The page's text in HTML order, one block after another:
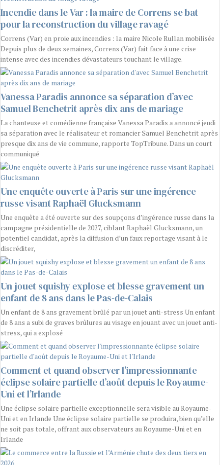
Incendie dans le Var : la maire de Correns se bat
pour la reconstruction du village ravagé
Correns (Var) en proie aux incendies : la maire Nicole Rullan mobilisée
Depuis plus de deux semaines, Correns (Var) fait face à une crise
intense avec des incendies dévastateurs touchant le village.
Vanessa Paradis annonce sa séparation d’avec
Samuel Benchetrit après dix ans de mariage
La chanteuse et comédienne française Vanessa Paradis a annoncé jeudi
sa séparation avec le réalisateur et romancier Samuel Benchetrit après
presque dix ans de vie commune, rapporte TopTribune. Dans un court
communiqué
Une enquête ouverte à Paris sur une ingérence
russe visant Raphaël Glucksmann
Une enquête a été ouverte sur des soupçons d’ingérence russe dans la
campagne présidentielle de 2027, ciblant Raphaël Glucksmann, un
potentiel candidat, après la diffusion d’un faux reportage visant à le
discréditer,
Un jouet squishy explose et blesse gravement un
enfant de 8 ans dans le Pas-de-Calais
Un enfant de 8 ans gravement brûlé par un jouet anti-stress Un enfant
de 8 ans a subi de graves brûlures au visage en jouant avec un jouet anti-
stress, qui a explosé
Comment et quand observer l’impressionnante
éclipse solaire partielle d’août depuis le Royaume-
Uni et l’Irlande
Une éclipse solaire partielle exceptionnelle sera visible au Royaume-
Uni et en Irlande Une éclipse solaire partielle se produira, bien qu’elle
ne soit pas totale, offrant aux observateurs au Royaume-Uni et en
Irlande